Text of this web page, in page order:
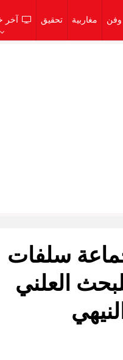
وفن مغاربية تحقيق آخر
سلفات
العلني